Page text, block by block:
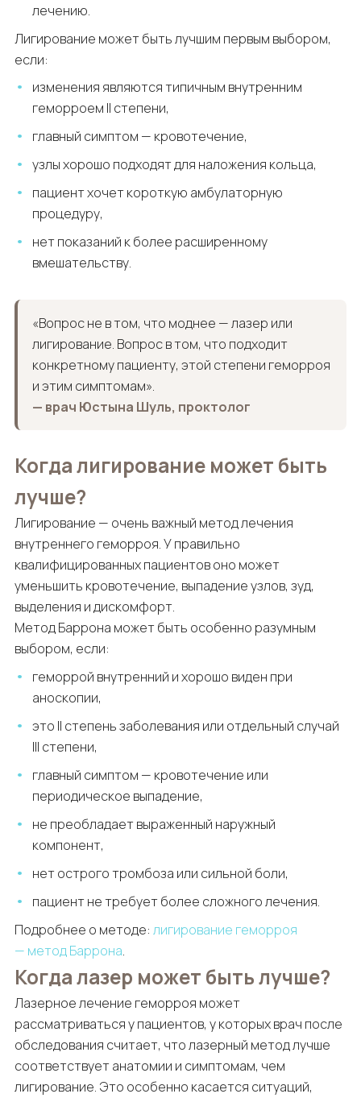
лечению.
Лигирование может быть лучшим первым выбором,
если:
изменения являются типичным внутренним
геморроем II степени,
главный симптом — кровотечение,
узлы хорошо подходят для наложения кольца,
пациент хочет короткую амбулаторную
процедуру,
нет показаний к более расширенному
вмешательству.
«Вопрос не в том, что моднее — лазер или
лигирование. Вопрос в том, что подходит
конкретному пациенту, этой степени геморроя
и этим симптомам».
— врач Юстына Шуль, проктолог
Когда лигирование может быть
лучше?
Лигирование — очень важный метод лечения
внутреннего геморроя. У правильно
квалифицированных пациентов оно может
уменьшить кровотечение, выпадение узлов, зуд,
выделения и дискомфорт.
Метод Баррона может быть особенно разумным
выбором, если:
геморрой внутренний и хорошо виден при
аноскопии,
это II степень заболевания или отдельный случай
III степени,
главный симптом — кровотечение или
периодическое выпадение,
не преобладает выраженный наружный
компонент,
нет острого тромбоза или сильной боли,
пациент не требует более сложного лечения.
Подробнее о методе: лигирование геморроя
— метод Баррона.
Когда лазер может быть лучше?
Лазерное лечение геморроя может
рассматриваться у пациентов, у которых врач после
обследования считает, что лазерный метод лучше
соответствует анатомии и симптомам, чем
лигирование. Это особенно касается ситуаций,